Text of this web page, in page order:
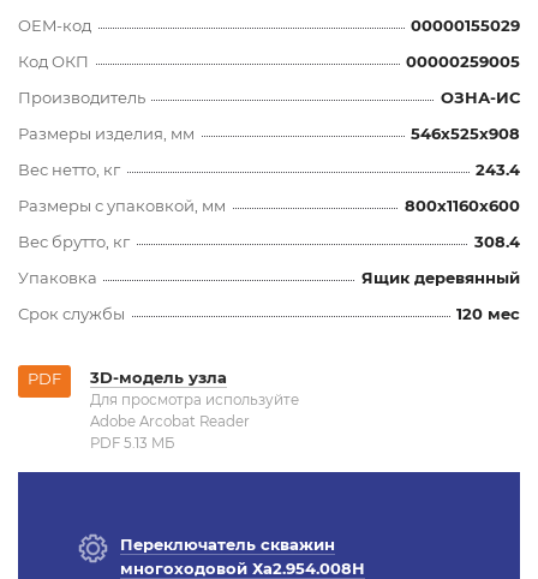
OEM-код
00000155029
Код ОКП
00000259005
Производитель
ОЗНА-ИС
Размеры изделия, мм
546x525x908
Вес нетто, кг
243.4
Размеры с упаковкой, мм
800x1160x600
Вес брутто, кг
308.4
Упаковка
Ящик деревянный
Срок службы
120 мес
PDF 3D-модель узла
Для просмотра используйте
Adobe Arcobat Reader
PDF 5.13 MБ
Переключатель скважин
многоходовой Ха2.954.008Н